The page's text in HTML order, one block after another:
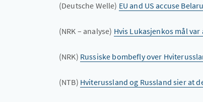
(Deutsche Welle) EU and US accuse
(NRK – analyse) Hvis Lukasjenkos mål
(NRK) Russiske bombefly over
(NTB) Hviterussland og Russland sier at